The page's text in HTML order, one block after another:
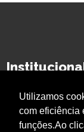
Utilizamos
com eficiência
funções.Ao
Cursos